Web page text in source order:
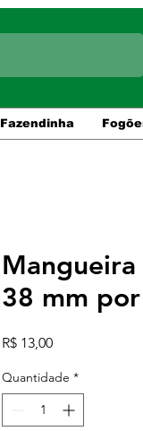
Fazendinha
38 mm
R$ 13,00Preço
Quantidade *